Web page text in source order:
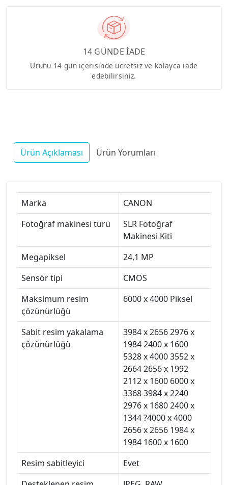
14 GÜNDE İADE
Ürünü 14 gün içerisinde ücretsiz ve kolayca iade
edebilirsiniz.
Ürün Açıklaması Ürün Yorumları
Marka
CANON
Fotoğraf makinesi türü
SLR Fotoğraf
Makinesi Kiti
Megapiksel
24,1 MP
Sensör tipi
CMOS
Maksimum resim
çözünürlüğü
6000 x 4000 Piksel
Sabit resim yakalama
çözünürlüğü
3984 x 2656 2976 x
1984 2400 x 1600
5328 x 4000 3552 x
2664 2656 x 1992
2112 x 1600 6000 x
3368 3984 x 2240
2976 x 1680 2400 x
1344 ?4000 x 4000
2656 x 2656 1984 x
1984 1600 x 1600
Resim sabitleyici
Evet